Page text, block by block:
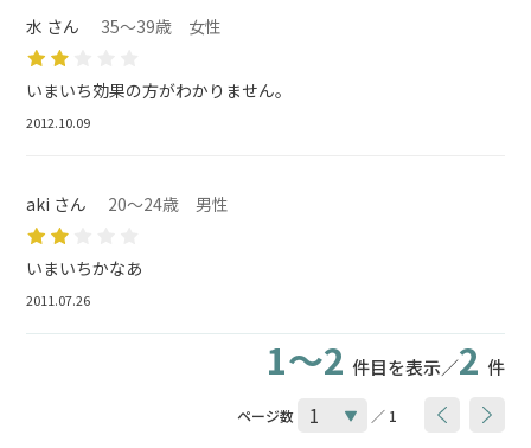
水 さん 35～39歳 女性
いまいち効果の方がわかりません。
2012.10.09
aki さん 20～24歳 男性
いまいちかなあ
2011.07.26
1～2 件目を表示／2 件
ページ数 ／ 1